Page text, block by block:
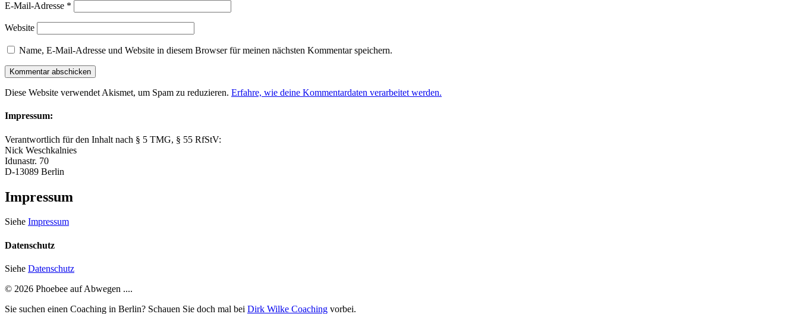
E-Mail-Adresse *
Website
Name, E-Mail-Adresse und Website in diesem Browser für meinen nächsten Kommentar speichern.
Diese Website verwendet Akismet, um Spam zu reduzieren. Erfahre, wie deine Kommentardaten verarbeitet werden.
Impressum:
Verantwortlich für den Inhalt nach § 5 TMG, § 55 RfStV:
Nick Weschkalnies
Idunastr. 70
D-13089 Berlin
Impressum
Siehe Impressum
Datenschutz
Siehe Datenschutz
© 2026 Phoebee auf Abwegen ....
Sie suchen einen Coaching in Berlin? Schauen Sie doch mal bei Dirk Wilke Coaching vorbei.